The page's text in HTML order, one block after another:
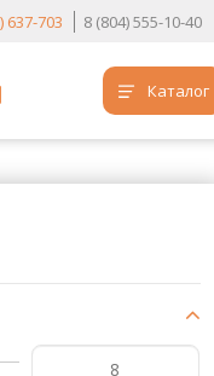
637-703 8 (804) 555-10-40
Каталог